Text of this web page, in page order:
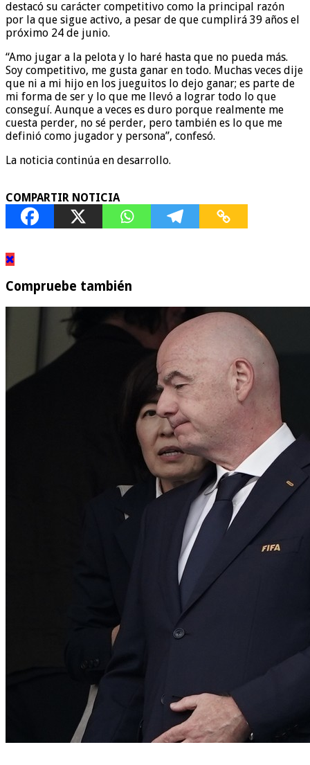
destacó su carácter competitivo como la principal razón
por la que sigue activo, a pesar de que cumplirá 39 años el
próximo 24 de junio.
“Amo jugar a la pelota y lo haré hasta que no pueda más.
Soy competitivo, me gusta ganar en todo. Muchas veces dije
que ni a mi hijo en los jueguitos lo dejo ganar; es parte de
mi forma de ser y lo que me llevó a lograr todo lo que
conseguí. Aunque a veces es duro porque realmente me
cuesta perder, no sé perder, pero también es lo que me
definió como jugador y persona”, confesó.
La noticia continúa en desarrollo.
COMPARTIR NOTICIA
Compruebe también